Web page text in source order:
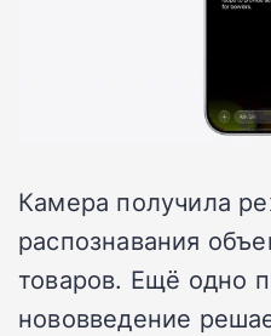
Камера получила
распознавания
товаров. Ещё одно
нововведение